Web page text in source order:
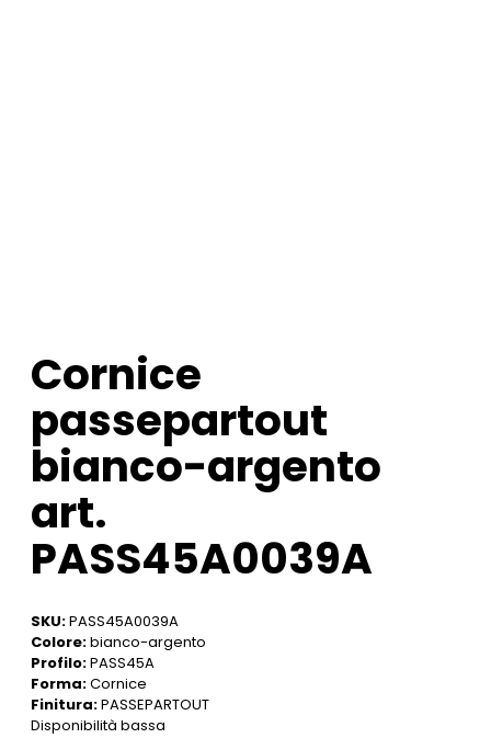
Cornice
passepartout
bianco-argento
art.
PASS45A0039A
SKU:PASS45A0039A
Colore:bianco-argento
Profilo:PASS45A
Forma:Cornice
Finitura:PASSEPARTOUT
Disponibilità bassa